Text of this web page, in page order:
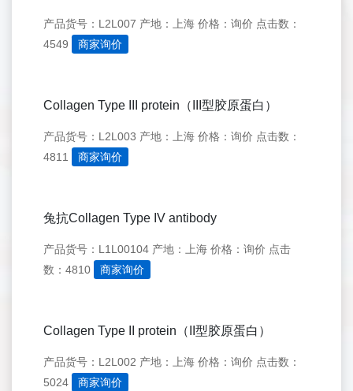
产品货号：L2L007 产地：上海 价格：询价 点击数：
4549
商家询价
Collagen Type III protein（III型胶原蛋白）
产品货号：L2L003 产地：上海 价格：询价 点击数：
4811
商家询价
兔抗Collagen Type IV antibody
产品货号：L1L00104 产地：上海 价格：询价 点击
数：4810
商家询价
Collagen Type II protein（II型胶原蛋白）
产品货号：L2L002 产地：上海 价格：询价 点击数：
5024
商家询价